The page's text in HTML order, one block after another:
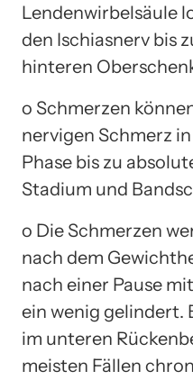
Lendenwirbelsäule
den Ischiasnerv bis
hinteren
o Schmerzen
nervigen Schmerz
Phase bis zu
Stadium und
o Die Schmerzen
nach dem
nach einer Pause
ein wenig gelindert.
im unteren
meisten Fällen